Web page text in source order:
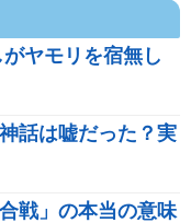
ヤモリを宿無し
話は嘘だった？実
戦」の本当の意味